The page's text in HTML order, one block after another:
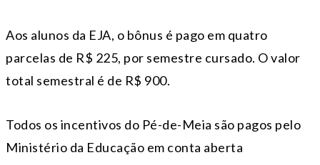
Aos alunos da EJA, o bônus é pago em quatro
parcelas de R$ 225, por semestre cursado. O valor
total semestral é de R$ 900.
Todos os incentivos do Pé-de-Meia são pagos pelo
Ministério da Educação em conta aberta